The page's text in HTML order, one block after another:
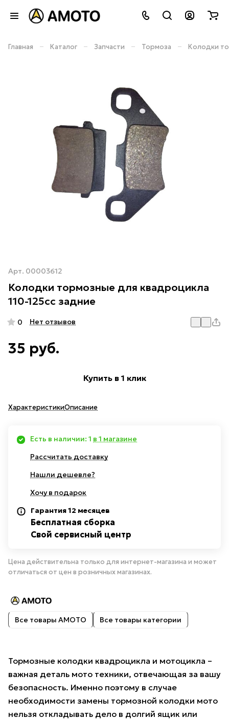
Главная – Каталог – Запчасти – Тормоза – Колодки
Арт. 00003612
Колодки тормозные для квадроцикла
110-125cc задние
0 Нет отзывов
35 руб.
Купить в 1 клик
ХарактеристикиОписание
Есть в наличии: 1 в 1 магазине
Рассчитать доставку
Нашли дешевле?
Хочу в подарок
Гарантия 12 месяцев
Бесплатная сборка
Свой сервисный центр
Цена действительна только для интернет-магазина и может
отличаться от цен в розничных магазинах.
Все товары AMOTO Все товары категории
Тормозные колодки квадроцикла и мотоцикла –
важная деталь мото техники, отвечающая за вашу
безопасность. Именно поэтому в случае
необходимости замены тормозной колодки мото
нельзя откладывать дело в долгий ящик или